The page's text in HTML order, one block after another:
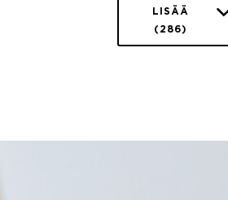
LISÄÄ
(286)